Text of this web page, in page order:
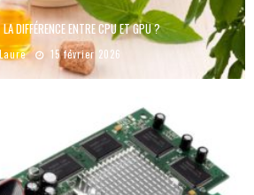
LA DIFFÉRENCE ENTRE CPU ET GPU ?
15 février 2026